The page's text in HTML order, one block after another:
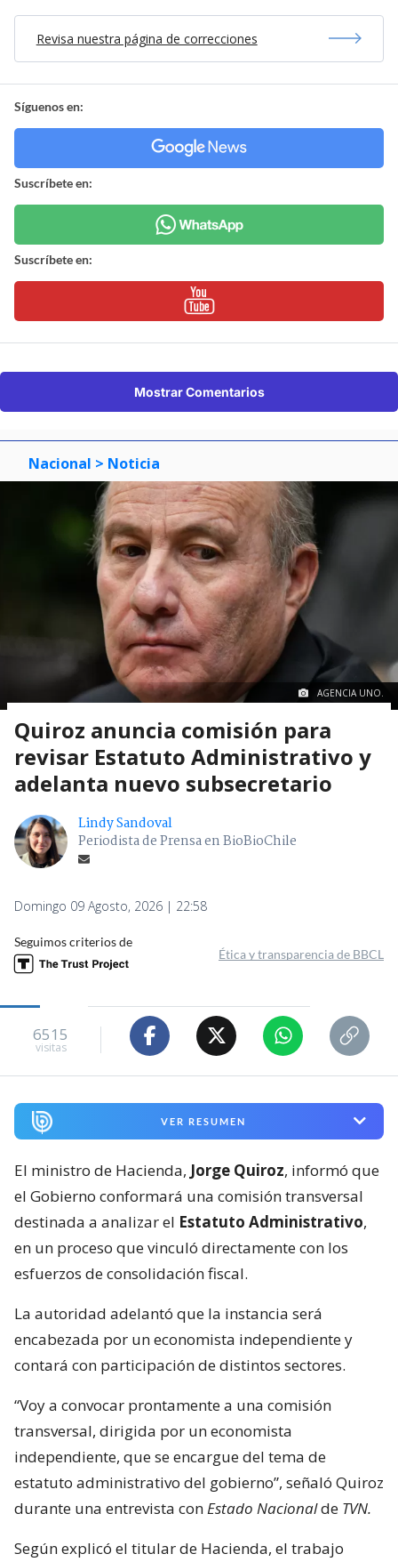
Revisa nuestra página de correcciones
Síguenos en:
Suscríbete en:
Suscríbete en:
Mostrar Comentarios
Nacional > Noticia
AGENCIA UNO.
Quiroz anuncia comisión para
revisar Estatuto Administrativo y
adelanta nuevo subsecretario
Lindy Sandoval
Periodista de Prensa en BioBioChile
Domingo 09 Agosto, 2026 | 22:58
Seguimos criterios de
Ética y transparencia de BBCL
6515
visitas
VER RESUMEN
El ministro de Hacienda, Jorge Quiroz, informó que
el Gobierno conformará una comisión transversal
destinada a analizar el Estatuto Administrativo,
en un proceso que vinculó directamente con los
esfuerzos de consolidación fiscal.
La autoridad adelantó que la instancia será
encabezada por un economista independiente y
contará con participación de distintos sectores.
“Voy a convocar prontamente a una comisión
transversal, dirigida por un economista
independiente, que se encargue del tema de
estatuto administrativo del gobierno”, señaló Quiroz
durante una entrevista con Estado Nacionalde TVN.
Según explicó el titular de Hacienda, el trabajo